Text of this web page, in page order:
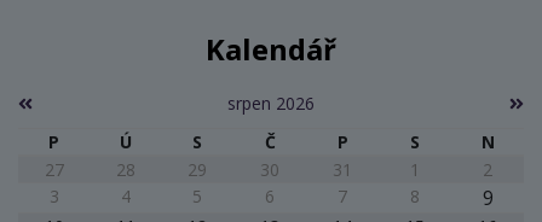
Kalendář
srpen 2026
P
Ú S Č P S
N
27
28 29 30 31 1
2
3
4 5 6 7 8 9